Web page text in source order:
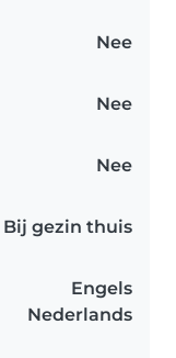
Nee
Nee
Nee
Bij gezin thuis
Engels
Nederlands